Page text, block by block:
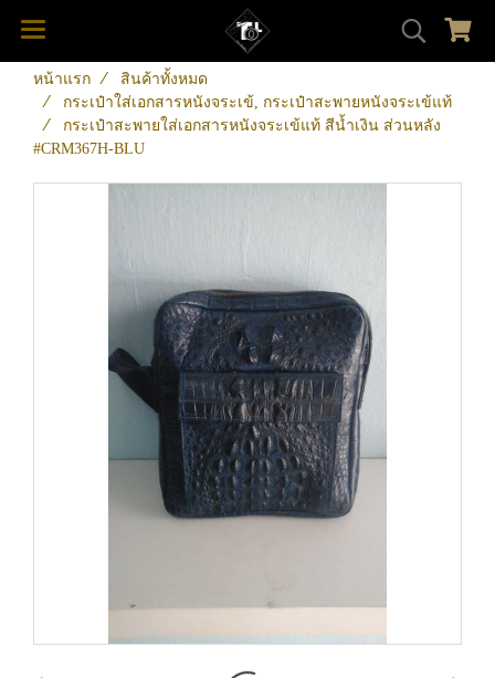
หน้าแรก
สินค้าทั้งหมด
กระเป๋าใส่เอกสารหนังจระเข้, กระเป๋าสะพายหนังจระเข้แท้
กระเป๋าสะพายใส่เอกสารหนังจระเข้แท้ สีน้ำเงิน ส่วนหลัง
#CRM367H-BLU